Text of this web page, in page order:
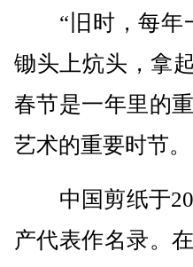
“旧时，每年一
锄头上炕头，拿
春节是一年里的
艺术的重要时节。
中国剪纸于
产代表作名录。